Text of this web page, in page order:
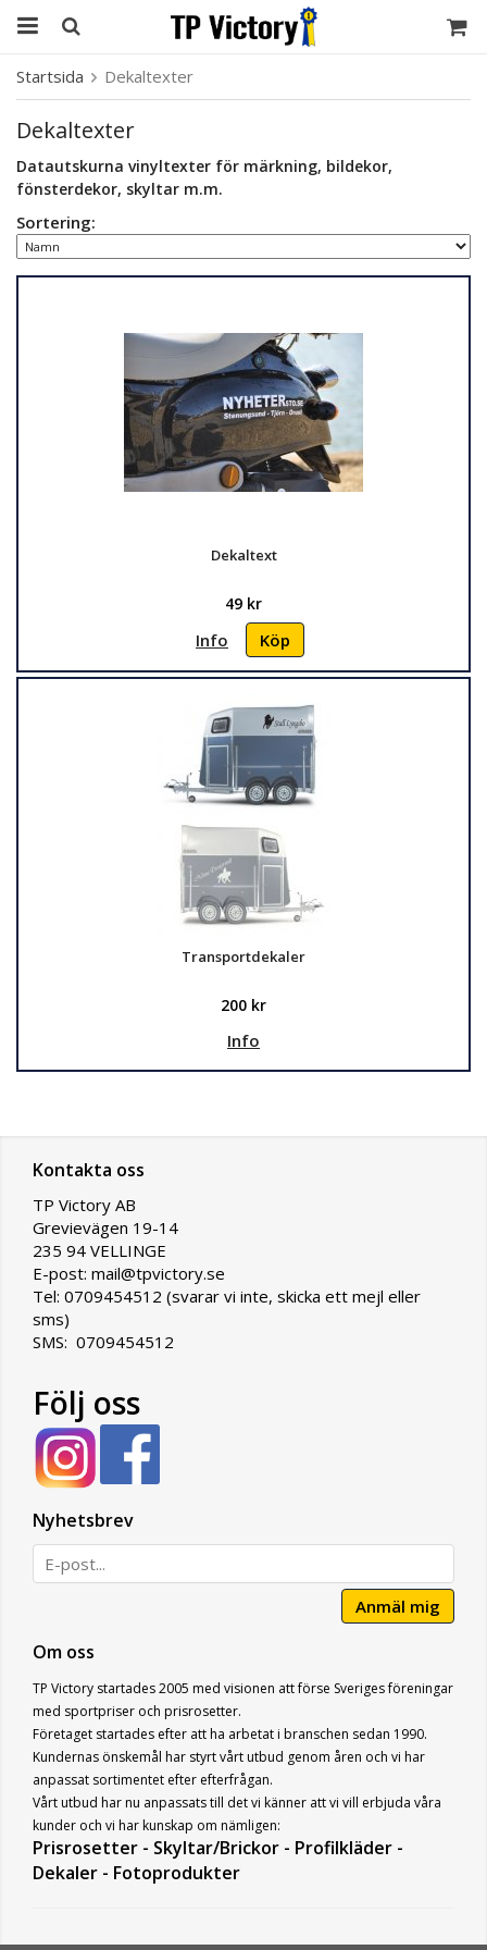
Startsida Dekaltexter
Dekaltexter
Datautskurna vinyltexter för märkning, bildekor,
fönsterdekor, skyltar m.m.
Sortering:
Dekaltext
49 kr
Info Köp
Transportdekaler
200 kr
Info
Kontakta oss
TP Victory AB
Grevievägen 19-14
235 94 VELLINGE
E-post: mail@tpvictory.se
Tel: 0709454512 (svarar vi inte, skicka ett mejl eller
sms)
SMS: 0709454512
Följ oss
Nyhetsbrev
Anmäl mig
Om oss
TP Victory startades 2005 med visionen att förse Sveriges föreningar
med sportpriser och prisrosetter.
Företaget startades efter att ha arbetat i branschen sedan 1990.
Kundernas önskemål har styrt vårt utbud genom åren och vi har
anpassat sortimentet efter efterfrågan.
Vårt utbud har nu anpassats till det vi känner att vi vill erbjuda våra
kunder och vi har kunskap om nämligen:
Prisrosetter - Skyltar/Brickor - Profilkläder -
Dekaler - Fotoprodukter